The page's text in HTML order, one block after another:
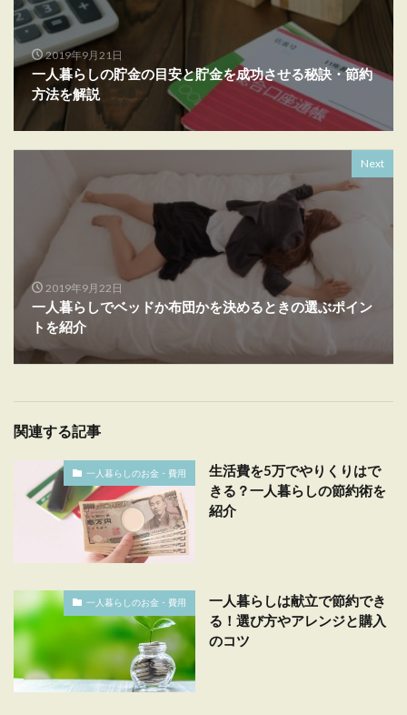
2019年9月21日
一人暮らしの貯金の目安と貯金を成功させる秘訣・節約
方法を解説
Next
2019年9月22日
一人暮らしでベッドか布団かを決めるときの選ぶポイン
トを紹介
関連する記事
一人暮らしのお金・費用
生活費を5万でやりくりはで
きる？一人暮らしの節約術を
紹介
一人暮らしのお金・費用
一人暮らしは献立で節約でき
る！選び方やアレンジと購入
のコツ